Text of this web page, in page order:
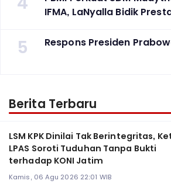
IFMA, LaNyalla Bidik
5 Respons Presiden
Berita Terbaru
LSM KPK Dinilai Tak Berintegritas,
LPAS Soroti Tuduhan Tanpa Bukti
terhadap KONI Jatim
Kamis, 06 Agu 2026 22:01 WIB